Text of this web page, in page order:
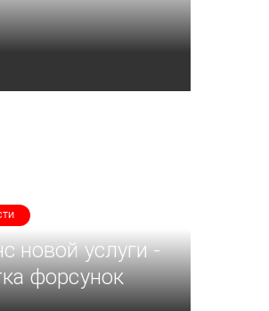
новой услуги -
форсунок